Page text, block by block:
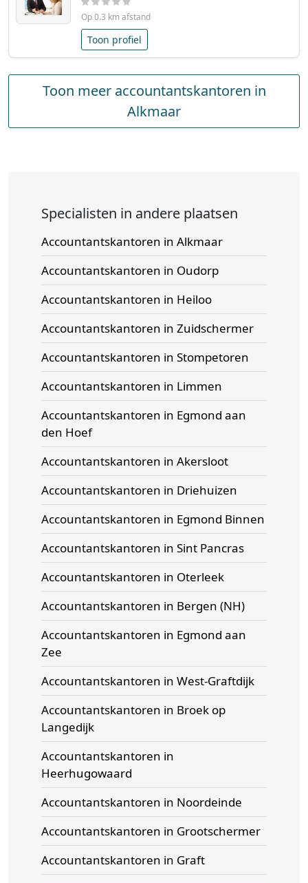
Op 0.3 km afstand
Toon profiel
Toon meer accountantskantoren in
Alkmaar
Specialisten in andere plaatsen
Accountantskantoren in Alkmaar
Accountantskantoren in Oudorp
Accountantskantoren in Heiloo
Accountantskantoren in Zuidschermer
Accountantskantoren in Stompetoren
Accountantskantoren in Limmen
Accountantskantoren in Egmond aan
den Hoef
Accountantskantoren in Akersloot
Accountantskantoren in Driehuizen
Accountantskantoren in Egmond Binnen
Accountantskantoren in Sint Pancras
Accountantskantoren in Oterleek
Accountantskantoren in Bergen (NH)
Accountantskantoren in Egmond aan
Zee
Accountantskantoren in West-Graftdijk
Accountantskantoren in Broek op
Langedijk
Accountantskantoren in
Heerhugowaard
Accountantskantoren in Noordeinde
Accountantskantoren in Grootschermer
Accountantskantoren in Graft